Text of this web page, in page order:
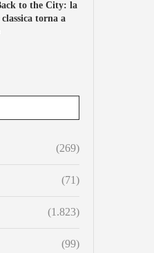
to the City: la
torna a
(269)
(71)
(1.823)
(99)